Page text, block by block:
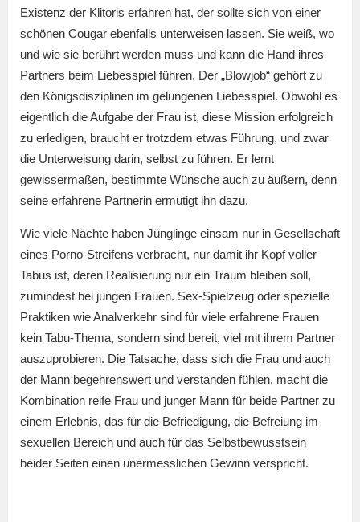
Existenz der Klitoris erfahren hat, der sollte sich von einer
schönen Cougar ebenfalls unterweisen lassen. Sie weiß, wo
und wie sie berührt werden muss und kann die Hand ihres
Partners beim Liebesspiel führen. Der „Blowjob“ gehört zu
den Königsdisziplinen im gelungenen Liebesspiel. Obwohl es
eigentlich die Aufgabe der Frau ist, diese Mission erfolgreich
zu erledigen, braucht er trotzdem etwas Führung, und zwar
die Unterweisung darin, selbst zu führen. Er lernt
gewissermaßen, bestimmte Wünsche auch zu äußern, denn
seine erfahrene Partnerin ermutigt ihn dazu.
Wie viele Nächte haben Jünglinge einsam nur in Gesellschaft
eines Porno-Streifens verbracht, nur damit ihr Kopf voller
Tabus ist, deren Realisierung nur ein Traum bleiben soll,
zumindest bei jungen Frauen. Sex-Spielzeug oder spezielle
Praktiken wie Analverkehr sind für viele erfahrene Frauen
kein Tabu-Thema, sondern sind bereit, viel mit ihrem Partner
auszuprobieren. Die Tatsache, dass sich die Frau und auch
der Mann begehrenswert und verstanden fühlen, macht die
Kombination reife Frau und junger Mann für beide Partner zu
einem Erlebnis, das für die Befriedigung, die Befreiung im
sexuellen Bereich und auch für das Selbstbewusstsein
beider Seiten einen unermesslichen Gewinn verspricht.